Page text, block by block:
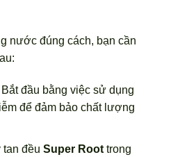
nước đúng cách, bạn cần
Bắt đầu bằng việc sử dụng
để đảm bảo chất lượng
tan đều Super Roottrong